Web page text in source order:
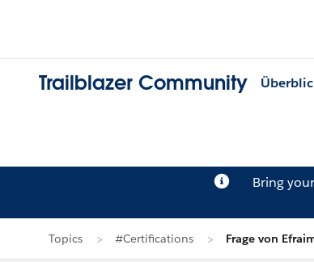
Trailblazer Community
Bring
Topics #Certifications Frage von